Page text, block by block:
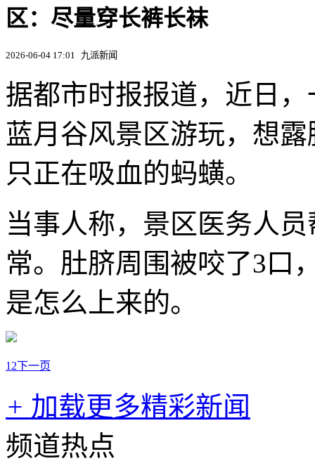
区：尽量穿长裤长袜
2026-06-04 17:01 九派新闻
据都市时报报道，近日
蓝月谷风景区游玩，想
只正在吸血的蚂蟥。
当事人称，景区医务人
常。肚脐周围被咬了3口
是怎么上来的。
1 2下一页
+ 加载更多精彩新闻
频道热点